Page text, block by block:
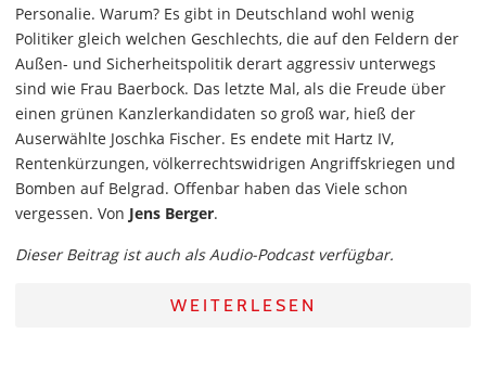
Personalie. Warum? Es gibt in Deutschland wohl wenig
Politiker gleich welchen Geschlechts, die auf den Feldern der
Außen- und Sicherheitspolitik derart aggressiv unterwegs
sind wie Frau Baerbock. Das letzte Mal, als die Freude über
einen grünen Kanzlerkandidaten so groß war, hieß der
Auserwählte Joschka Fischer. Es endete mit Hartz IV,
Rentenkürzungen, völkerrechtswidrigen Angriffskriegen und
Bomben auf Belgrad. Offenbar haben das Viele schon
vergessen. Von Jens Berger.
Dieser Beitrag ist auch als Audio-Podcast verfügbar.
WEITERLESEN